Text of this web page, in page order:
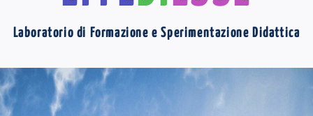
Laboratorio di Formazione e Sperimentazione Didattica